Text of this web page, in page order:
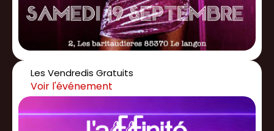
Les Vendredis Gratuits